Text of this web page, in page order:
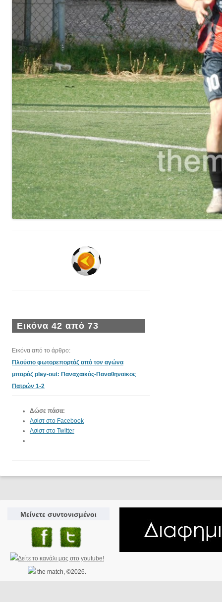
Εικόνα 42 από 73
Εικόνα από το άρθρο:
Πλούσιο φωτορεπορτάζ από τον αγώνα
μπαράζ play-out: Παναχαϊκός-Παναθηναϊκος
Πατρών 1-2
Δώσε πάσα:
Ασίστ στο Facebook
Ασίστ στο Twitter
Μείνετε συντονισμένοι
the match, ©2026.